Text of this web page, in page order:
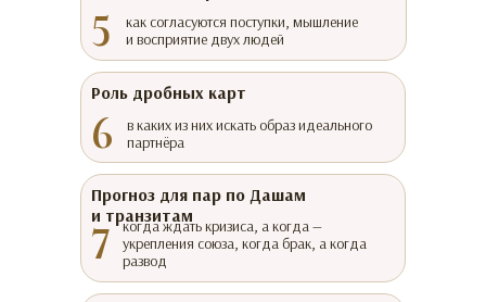
когда ждать кризиса, а когда —
укрепления союза, когда брак, а когда
развод
Прогноз для пар по Дашам
и транзитам
7
в каких из них искать образ идеального
партнёра
Роль дробных карт
6
как согласуются поступки, мышление
и восприятие двух людей
5